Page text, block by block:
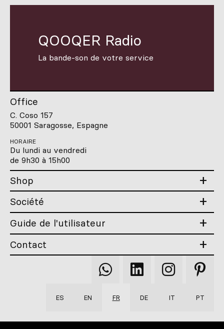
QOOQER Radio
La bande-son de votre service
Office
C. Coso 157
50001 Saragosse, Espagne
HORAIRE
Du lundi au vendredi
de 9h30 à 15h00
Shop
Société
Guide de l'utilisateur
Contact
Qooqer
WhatsApp
Qooqer
Linkedin
Qooqer
Instagram
Qooqer
ES EN FR DE IT PT